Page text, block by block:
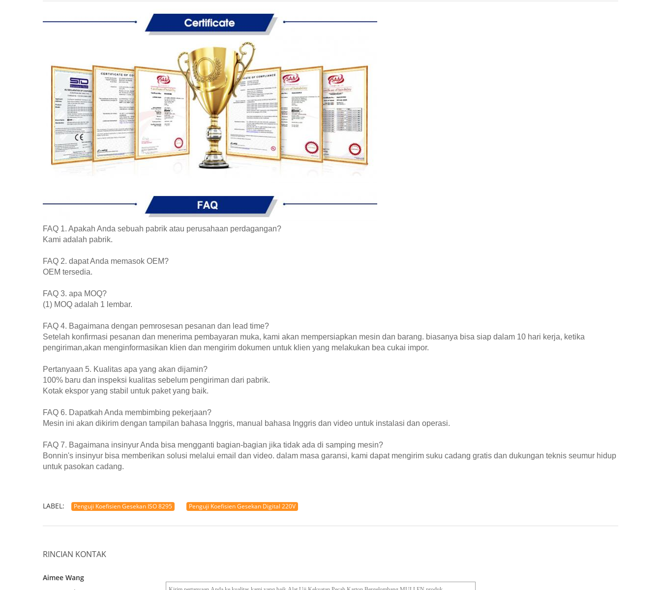
FAQ 1. Apakah Anda sebuah pabrik atau perusahaan perdagangan?
Kami adalah pabrik.
FAQ 2. dapat Anda memasok OEM?
OEM tersedia.
FAQ 3. apa MOQ?
(1) MOQ adalah 1 lembar.
FAQ 4. Bagaimana dengan pemrosesan pesanan dan lead time?
Setelah konfirmasi pesanan dan menerima pembayaran muka, kami akan mempersiapkan mesin dan barang. biasanya bisa siap dalam 10 hari kerja, ketika
pengiriman,akan menginformasikan klien dan mengirim dokumen untuk klien yang melakukan bea cukai impor.
Pertanyaan 5. Kualitas apa yang akan dijamin?
100% baru dan inspeksi kualitas sebelum pengiriman dari pabrik.
Kotak ekspor yang stabil untuk paket yang baik.
FAQ 6. Dapatkah Anda membimbing pekerjaan?
Mesin ini akan dikirim dengan tampilan bahasa Inggris, manual bahasa Inggris dan video untuk instalasi dan operasi.
FAQ 7. Bagaimana insinyur Anda bisa mengganti bagian-bagian jika tidak ada di samping mesin?
Bonnin's insinyur bisa memberikan solusi melalui email dan video. dalam masa garansi, kami dapat mengirim suku cadang gratis dan dukungan teknis seumur hidup
untuk pasokan cadang.
LABEL: Penguji Koefisien Gesekan ISO 8295 Penguji Koefisien Gesekan Digital 220V
RINCIAN KONTAK
Aimee Wang